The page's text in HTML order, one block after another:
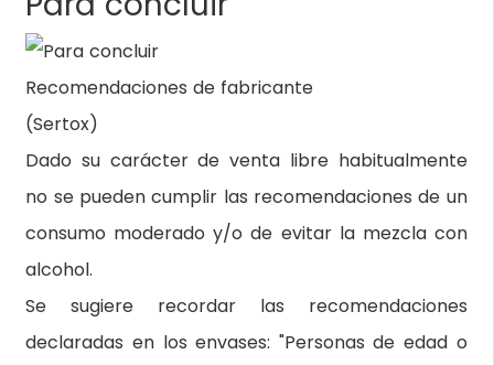
Recomendaciones de fabricante
(Sertox)
Dado su carácter de venta libre habitualmente
no se pueden cumplir las recomendaciones de un
consumo moderado y/o de evitar la mezcla con
alcohol.
Se sugiere recordar las recomendaciones
declaradas en los envases: "Personas de edad o